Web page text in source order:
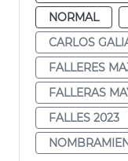
NORMAL
CARLOS
FALLERES
FALLERAS
FALLES 2023